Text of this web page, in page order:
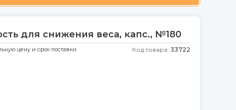
для снижения веса, капс., №180
цену и срок поставки
Код товара: 33722